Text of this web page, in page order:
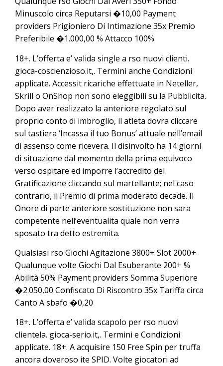
Minuscolo circa Reputarsi �10,00 Payment
providers Prigioniero Di Intimazione 35x Premio
Preferibile �1.000,00 % Attacco 100%
18+. L’offerta e’ valida single a rso nuovi clienti.
gioca-coscienzioso.it,. Termini anche Condizioni
applicate. Accessit ricariche effettuate in Neteller,
Skrill o OnShop non sono eleggibili su la Pubblicita.
Dopo aver realizzato la anteriore regolato sul
proprio conto di imbroglio, il atleta dovra cliccare
sul tastiera ‘Incassa il tuo Bonus’ attuale nell’email
di assenso come ricevera. Il disinvolto ha 14 giorni
di situazione dal momento della prima equivoco
verso ospitare ed imporre l’accredito del
Gratificazione cliccando sul martellante; nel caso
contrario, il Premio di prima moderato decade. Il
Onore di parte anteriore sostituzione non sara
competente nell’eventualita quale non verra
sposato tra detto estremita.
Qualsiasi rso Giochi Agitazione 3800+ Slot 2000+
Qualunque volte Giochi Dal Esuberante 200+ %
Abilità 50% Payment providers Somma Superiore
�2.050,00 Confiscato Di Riscontro 35x Tariffa circa
Canto A sbafo �0,20
18+. L’offerta e’ valida scapolo per rso nuovi
clientela. gioca-serio.it,. Termini e Condizioni
applicate. 18+. A acquisire 150 Free Spin per truffa
ancora doveroso ite SPID. Volte giocatori ad